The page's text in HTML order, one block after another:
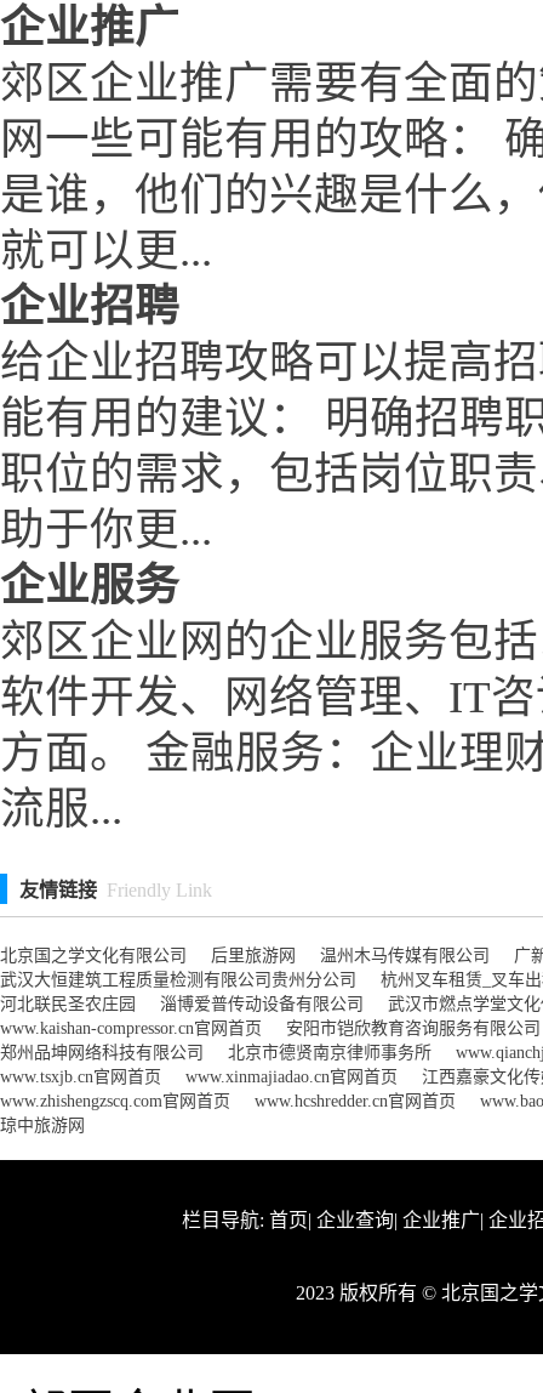
企业推广
郊区企业推广需要有全面
网一些可能有用的攻略：
是谁，他们的兴趣是什么
就可以更...
企业招聘
给企业招聘攻略可以提高
能有用的建议： 明确招聘
职位的需求，包括岗位职
助于你更...
企业服务
郊区企业网的企业服务包
软件开发、网络管理、IT
方面。 金融服务：企业理
流服...
友情链接 Friendly Link
北京国之学文化有限公司 后里旅游网 温州木马传媒有限公司
广
武汉大恒建筑工程质量检测有限公司贵州分公司
杭州叉车租赁_叉车
河北联民圣农庄园
淄博爱普传动设备有限公司
武汉市燃点学堂文
www.kaishan-compressor.cn官网首页
安阳市铠欣教育咨询服务有限公司
郑州品坤网络科技有限公司
北京市德贤南京律师事务所
www.tsxjb.cn官网首页
www.xinmajiadao.cn官网首页
江西嘉豪文化
www.zhishengzscq.com官网首页
www.hcshredder.cn官网首页
琼中旅游网
栏目导航: 首页| 企业查询| 企业推广| 企业
2023 版权所有 © 北京国之